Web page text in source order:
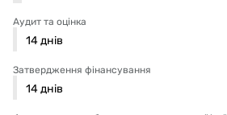
Аудит та оцінка
14днів
Затвердження фінансування
14днів